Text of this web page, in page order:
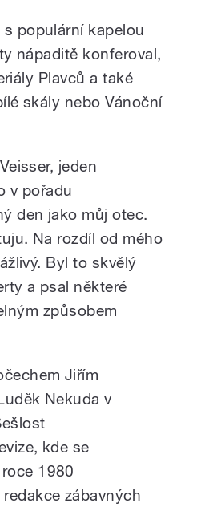
populární kapelou
nápaditě konferoval,
Plavců a také
skály nebo Vánoční
jeden
v pořadu
den jako můj otec.
Na rozdíl od mého
Byl to skvělý
a psal některé
způsobem
Jiřím
Nekuda v
kde se
1980
zábavných